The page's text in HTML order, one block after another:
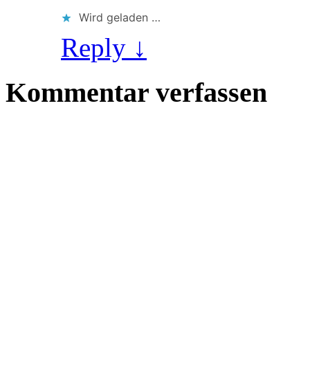
Wird geladen …
Reply ↓
Kommentar verfassen